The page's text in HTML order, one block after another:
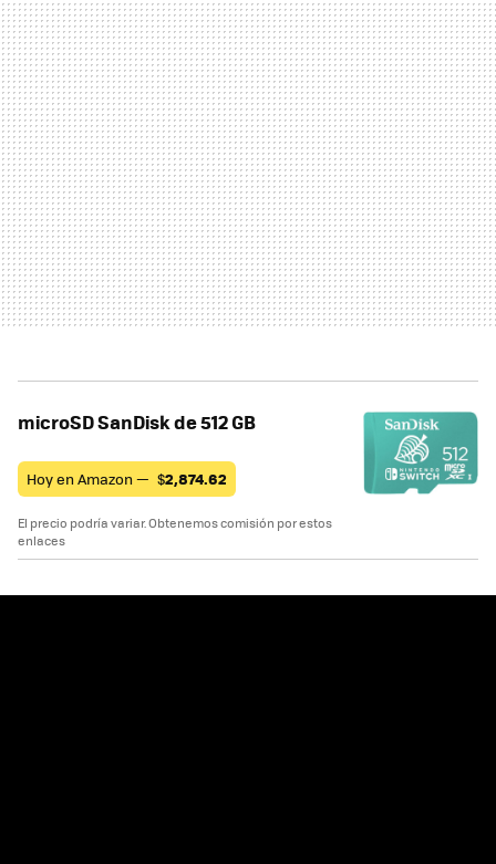
microSD SanDisk de 512 GB
Hoy en Amazon — $2,874.62
El precio podría variar. Obtenemos comisión por estos
enlaces